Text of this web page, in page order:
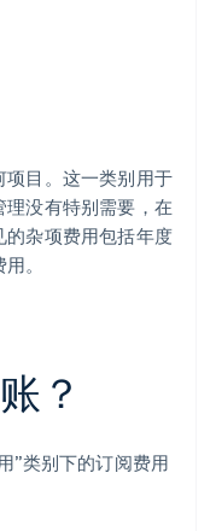
目。这一类别用于
没有特别需要，在
杂项费用包括年度
。
？
”类别下的订阅费用